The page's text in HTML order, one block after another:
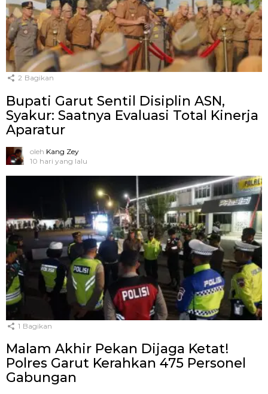
2 Bagikan
Bupati Garut Sentil Disiplin ASN,
Syakur: Saatnya Evaluasi Total Kinerja
Aparatur
oleh Kang Zey
10 hari yang lalu
1 Bagikan
Malam Akhir Pekan Dijaga Ketat!
Polres Garut Kerahkan 475 Personel
Gabungan